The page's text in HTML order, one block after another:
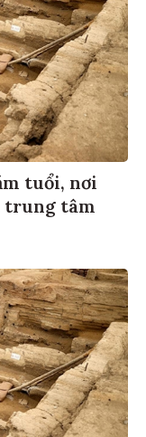
tuổi, nơi
trung tâm